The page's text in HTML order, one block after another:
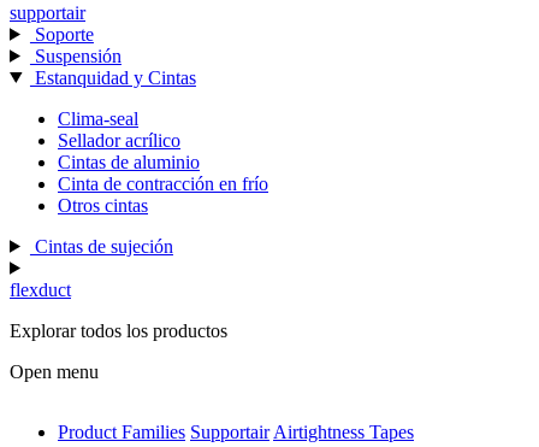
supportair
Soporte
Suspensión
Estanquidad y Cintas
Clima-seal
Sellador acrílico
Cintas de aluminio
Cinta de contracción en frío
Otros cintas
Cintas de sujeción
flexduct
Explorar todos los productos
Open menu
antivib
Product Families Supportair Airtightness Tapes